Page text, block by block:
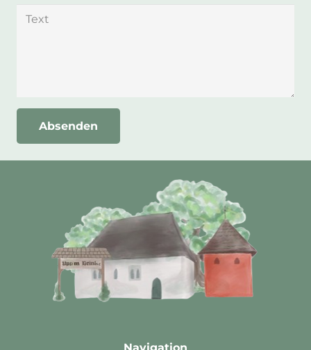
Absenden
Navigation